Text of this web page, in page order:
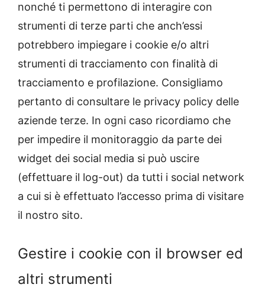
nonché ti permettono di interagire con
strumenti di terze parti che anch’essi
potrebbero impiegare i cookie e/o altri
strumenti di tracciamento con finalità di
tracciamento e profilazione. Consigliamo
pertanto di consultare le privacy policy delle
aziende terze. In ogni caso ricordiamo che
per impedire il monitoraggio da parte dei
widget dei social media si può uscire
(effettuare il log-out) da tutti i social network
a cui si è effettuato l’accesso prima di visitare
il nostro sito.
Gestire i cookie con il browser ed
altri strumenti